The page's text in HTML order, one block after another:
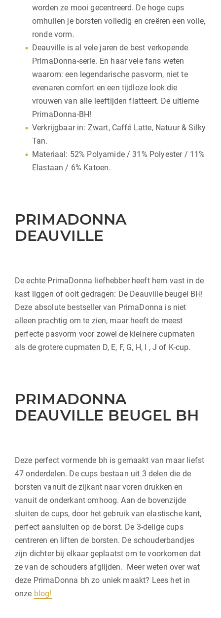
worden ze mooi gecentreerd. De hoge cups
omhullen je borsten volledig en creëren een volle,
ronde vorm.
Deauville is al vele jaren de best verkopende
PrimaDonna-serie. En haar vele fans weten
waarom: een legendarische pasvorm, niet te
evenaren comfort en een tijdloze look die
vrouwen van alle leeftijden flatteert. De ultieme
PrimaDonna-BH!
Verkrijgbaar in: Zwart, Caffé Latte, Natuur & Silky
Tan.
Materiaal: 52% Polyamide / 31% Polyester / 11%
Elastaan / 6% Katoen.
PRIMADONNA
DEAUVILLE
De echte PrimaDonna liefhebber heeft hem vast in de
kast liggen of ooit gedragen: De Deauville beugel BH!
Deze absolute bestseller van PrimaDonna is niet
alleen prachtig om te zien, maar heeft de meest
perfecte pasvorm voor zowel de kleinere cupmaten
als de grotere cupmaten D, E, F, G, H, I , J of K-cup.
PRIMADONNA
DEAUVILLE BEUGEL BH
Deze perfect vormende bh is gemaakt van maar liefst
47 onderdelen. De cups bestaan uit 3 delen die de
borsten vanuit de zijkant naar voren drukken en
vanuit de onderkant omhoog. Aan de bovenzijde
sluiten de cups, door het gebruik van elastische kant,
perfect aansluiten op de borst. De 3-delige cups
centreren en liften de borsten. De schouderbandjes
zijn dichter bij elkaar geplaatst om te voorkomen dat
ze van de schouders afglijden. Meer weten over wat
deze PrimaDonna bh zo uniek maakt? Lees het in
onze blog!